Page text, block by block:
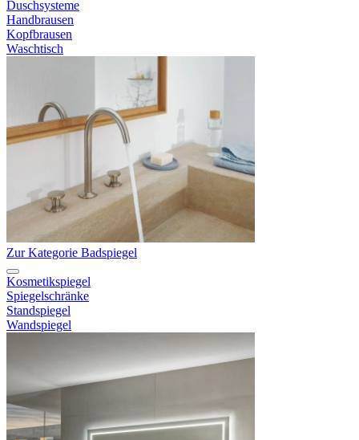
Duschsysteme
Handbrausen
Kopfbrausen
Waschtisch
Zur Kategorie Badspiegel
Kosmetikspiegel
Spiegelschränke
Standspiegel
Wandspiegel